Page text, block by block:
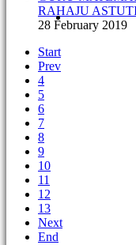
RAHAJU
28 February 2019
Start
Prev
4
5
6
7
8
9
10
11
12
13
Next
End